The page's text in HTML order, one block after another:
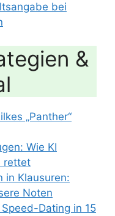
bei
&
„Panther“
Wie KI
rettet
in Klausuren:
Noten
Dating in 15